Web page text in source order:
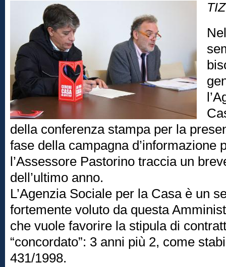
della conferenza stampa per la
fase della campagna d’informazione
l’Assessore Pastorino traccia un
dell’ultimo anno.
L’Agenzia Sociale per la Casa è un
fortemente voluto da questa
che vuole favorire la stipula di
“concordato”: 3 anni più 2, come
431/1998.